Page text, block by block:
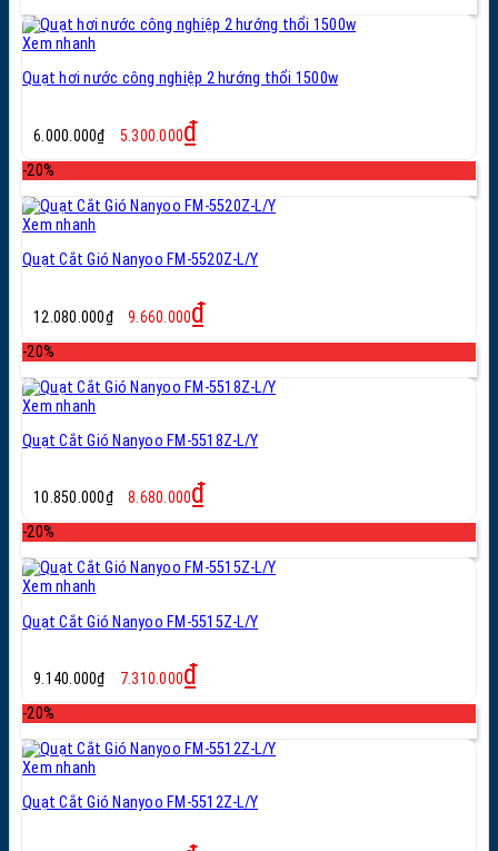
Xem nhanh
Quạt hơi nước công nghiệp 2 hướng thổi 1500w
6.000.000₫
Giá
gốc
là:
6.000.000₫.
5.300.000₫
tại
là:
5.300.000₫.
-20%
Xem nhanh
Quạt Cắt Gió Nanyoo FM-5520Z-L/Y
12.080.000₫
gốc
là:
12.080.000₫.
9.660.000₫
tại
là:
9.660.000₫.
-20%
Xem nhanh
Quạt Cắt Gió Nanyoo FM-5518Z-L/Y
10.850.000₫
Giá
gốc
là:
10.850.000₫.
8.680.000₫
tại
là:
8.680.000₫.
-20%
Xem nhanh
Quạt Cắt Gió Nanyoo FM-5515Z-L/Y
9.140.000₫
Giá
gốc
là:
9.140.000₫.
7.310.000₫
tại
là:
7.310.000₫.
-20%
Xem nhanh
Quạt Cắt Gió Nanyoo FM-5512Z-L/Y